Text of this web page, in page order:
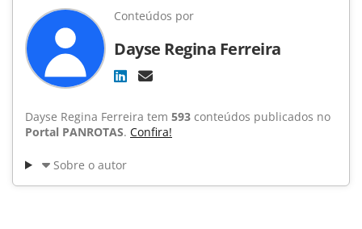
Conteúdos por
Dayse Regina Ferreira
Dayse Regina Ferreira tem 593 conteúdos publicados no
Portal PANROTAS. Confira!
Sobre o autor